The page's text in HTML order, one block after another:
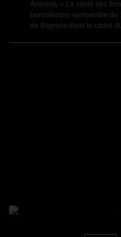
Amnesty « La santé des
persistantes »présentée
de Bagnols dans le cadre